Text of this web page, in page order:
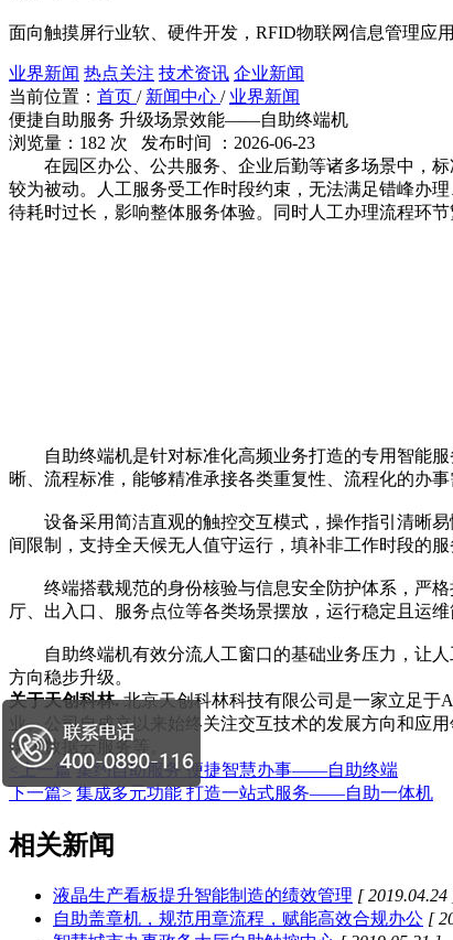
面向触摸屏行业软、硬件开发，RFID物联网信息管理应
业界新闻 热点关注 技术资讯 企业新闻
当前位置： 首页 / 新闻中心 / 业界新闻
便捷自助服务 升级场景效能——自助终端机
浏览量：182 次 发布时间 ：2026-06-23
在园区办公、公共服务、企业后勤等诸多场景中，标
较为被动。人工服务受工作时段约束，无法满足错峰办
待耗时过长，影响整体服务体验。同时人工办理流程环
自助终端机是针对标准化高频业务打造的专用智能服
晰、流程标准，能够精准承接各类重复性、流程化的办
设备采用简洁直观的触控交互模式，操作指引清晰易
间限制，支持全天候无人值守运行，填补非工作时段的
终端搭载规范的身份核验与信息安全防护体系，严格
厅、出入口、服务点位等各类场景摆放，运行稳定且运维
自助终端机有效分流人工窗口的基础业务压力，让人
方向稳步升级。
关于天创科林.北京天创科林科技有限公司是一家立足于
业。公司自成立以来始终关注交互技术的发展方向和应
端大数据云服务等。
<上一篇 集约自助服务 便捷智慧办事——自助终端
下一篇> 集成多元功能 打造一站式服务——自助一体机
相关新闻
液晶生产看板提升智能制造的绩效管理 [ 2019.04.24
自助盖章机，规范用章流程，赋能高效合规办公 [